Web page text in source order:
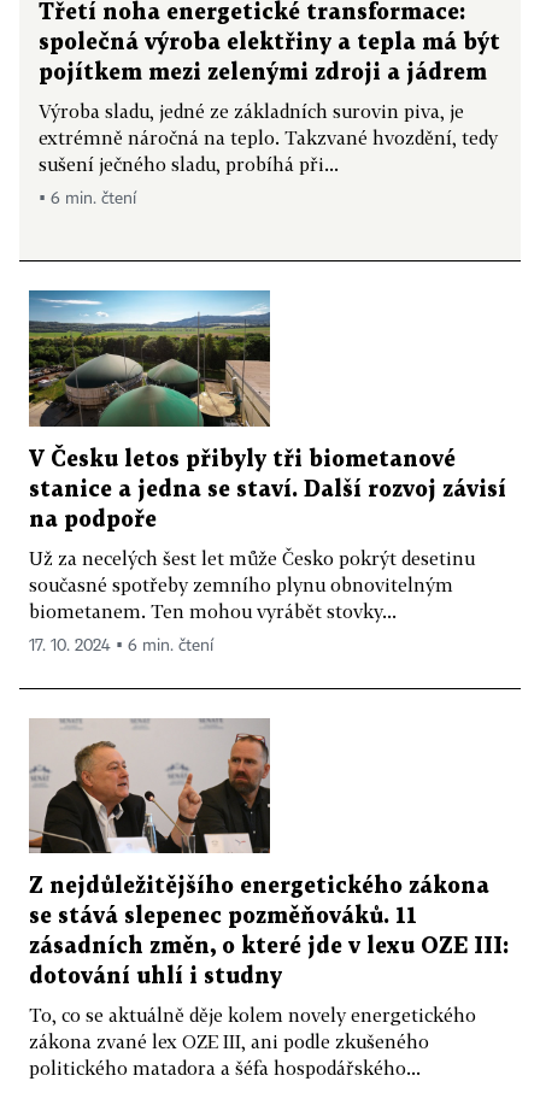
Třetí noha energetické transformace:
společná výroba elektřiny a tepla má být
pojítkem mezi zelenými zdroji a jádrem
Výroba sladu, jedné ze základních surovin piva, je
extrémně náročná na teplo. Takzvané hvozdění, tedy
sušení ječného sladu, probíhá při...
▪ 6 min. čtení
V Česku letos přibyly tři biometanové
stanice a jedna se staví. Další rozvoj závisí
na podpoře
Už za necelých šest let může Česko pokrýt desetinu
současné spotřeby zemního plynu obnovitelným
biometanem. Ten mohou vyrábět stovky...
17. 10. 2024 ▪ 6 min. čtení
Z nejdůležitějšího energetického zákona
se stává slepenec pozměňováků. 11
zásadních změn, o které jde v lexu OZE III:
dotování uhlí i studny
To, co se aktuálně děje kolem novely energetického
zákona zvané lex OZE III, ani podle zkušeného
politického matadora a šéfa hospodářského...